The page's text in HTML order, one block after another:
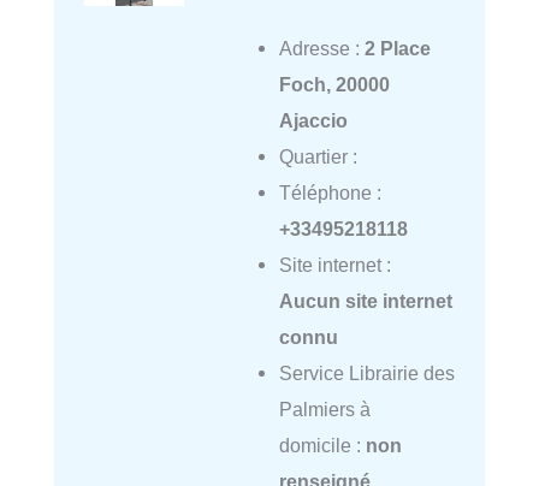
Adresse : 2 Place
Foch, 20000
Ajaccio
Quartier :
Téléphone :
+33495218118
Site internet :
Aucun site internet
connu
Service Librairie des
Palmiers à
domicile : non
renseigné